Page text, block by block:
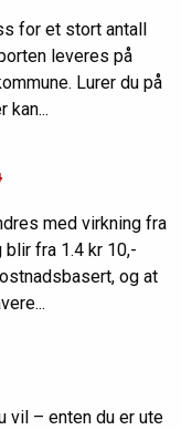
for et stort antall
leveres på
Lurer du på
kan...
med virkning fra
fra 1.4 kr 10,-
og at
vil – enten du er ute